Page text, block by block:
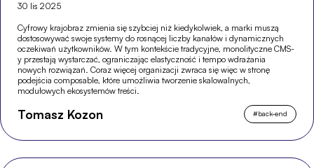
30 lis 2025
Cyfrowy krajobraz zmienia się szybciej niż kiedykolwiek, a marki muszą
dostosowywać swoje systemy do rosnącej liczby kanałów i dynamicznych
oczekiwań użytkowników. W tym kontekście tradycyjne, monolityczne CMS-
y przestają wystarczać, ograniczając elastyczność i tempo wdrażania
nowych rozwiązań. Coraz więcej organizacji zwraca się więc w stronę
podejścia composable, które umożliwia tworzenie skalowalnych,
modułowych ekosystemów treści.
Tomasz Kozon #back-end